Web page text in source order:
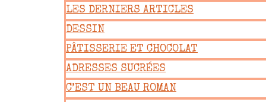
LES DERNIERS ARTICLES
DESSIN
PÂTISSERIE ET CHOCOLAT
ADRESSES SUCRÉES
C’EST UN BEAU ROMAN